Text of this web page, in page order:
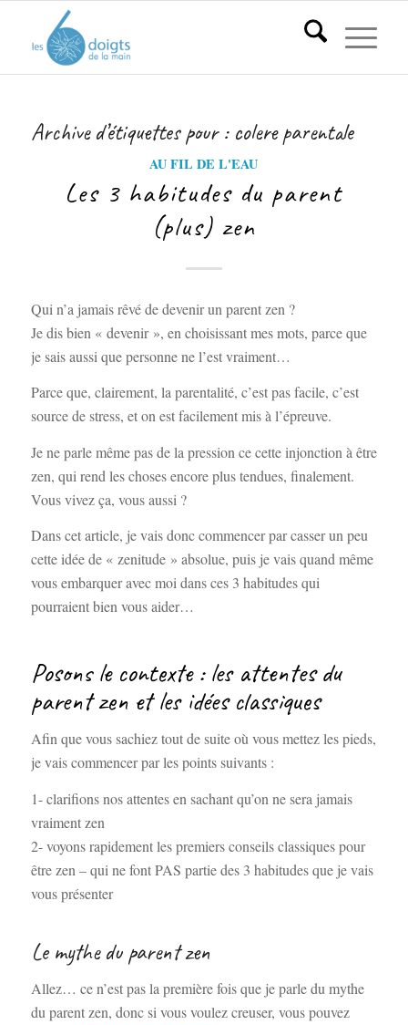
Archive d’étiquettes pour : colere parentale
AU FIL DE L'EAU
Les 3 habitudes du parent
(plus) zen
Qui n’a jamais rêvé de devenir un parent zen ?
Je dis bien « devenir », en choisissant mes mots, parce que
je sais aussi que personne ne l’est vraiment…
Parce que, clairement, la parentalité, c’est pas facile, c’est
source de stress, et on est facilement mis à l’épreuve.
Je ne parle même pas de la pression ce cette injonction à être
zen, qui rend les choses encore plus tendues, finalement.
Vous vivez ça, vous aussi ?
Dans cet article, je vais donc commencer par casser un peu
cette idée de « zenitude » absolue, puis je vais quand même
vous embarquer avec moi dans ces 3 habitudes qui
pourraient bien vous aider…
Posons le contexte : les attentes du
parent zen et les idées classiques
Afin que vous sachiez tout de suite où vous mettez les pieds,
je vais commencer par les points suivants :
1- clarifions nos attentes en sachant qu’on ne sera jamais
vraiment zen
2- voyons rapidement les premiers conseils classiques pour
être zen – qui ne font PAS partie des 3 habitudes que je vais
vous présenter
Le mythe du parent zen
Allez… ce n’est pas la première fois que je parle du mythe
du parent zen, donc si vous voulez creuser, vous pouvez